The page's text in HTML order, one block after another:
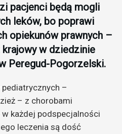
pacjenci będą mogli
leków, bo poprawi
opiekunów prawnych –
krajowy w dziedzinie
Peregud-Pogorzelski.
–
– z chorobami
w każdej podspecjalności
leczenia są dość